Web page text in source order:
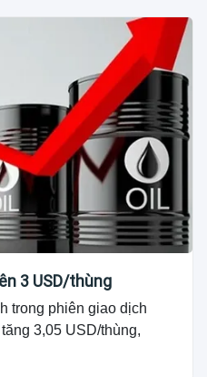
3 USD/thùng
trong phiên giao dịch
3,05 USD/thùng,